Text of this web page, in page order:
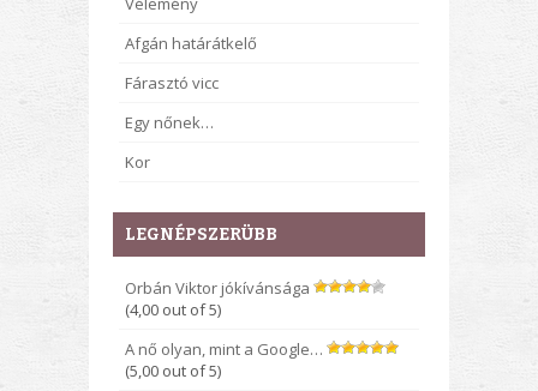
Afgán határátkelő
Fárasztó vicc
Egy nőnek…
Kor
LEGNÉPSZERÜBB
Orbán Viktor jókívánsága
(4,00 out of 5)
A nő olyan, mint a Google…
(5,00 out of 5)